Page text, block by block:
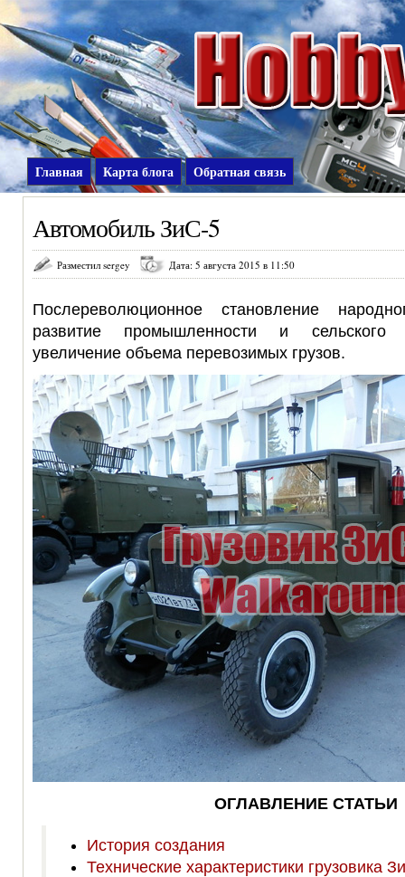
Главная Карта блога Обратная связь
Автомобиль ЗиС-5
Разместил sergey Дата: 5 августа 2015 в 11:50
Послереволюционное становление
развитие промышленности и сельского
увеличение объема перевозимых грузов.
ОГЛАВЛЕНИЕ СТАТЬИ
История создания
Технические характеристики грузовика